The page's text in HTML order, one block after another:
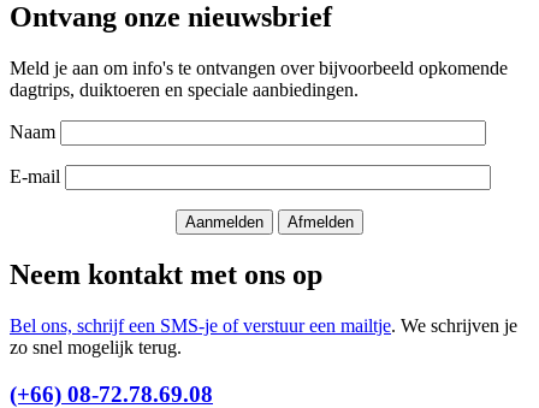
Ontvang onze nieuwsbrief
Meld je aan om info's te ontvangen over bijvoorbeeld opkomende
dagtrips, duiktoeren en speciale aanbiedingen.
Naam
E-mail
Neem kontakt met ons op
Bel ons, schrijf een SMS-je of verstuur een mailtje. We schrijven je
zo snel mogelijk terug.
(+66) 08-72.78.69.08